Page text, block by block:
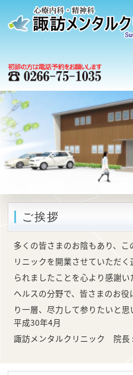
ご挨拶
多くの皆さまのお陰もあり、
リニックを開業させていただ
られましたことを心より感謝
ヘルスの分野で、皆さまのお
り一層、尽力して参りたいと思
平成30年4月
諏訪メンタルクリニック 院長